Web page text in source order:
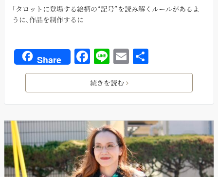
｢タロットに登場する絵柄の“記号”を読み解くルールがあるよ
うに､作品を制作するに
Share F
a
c
e
b
o
o
k
Li
n
e
E
m
ai
l
有
続きを読む